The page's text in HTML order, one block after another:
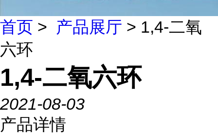
首页 > 产品展厅 > 1,4-二氧
六环
1,4-二氧六环
2021-08-03
产品详情